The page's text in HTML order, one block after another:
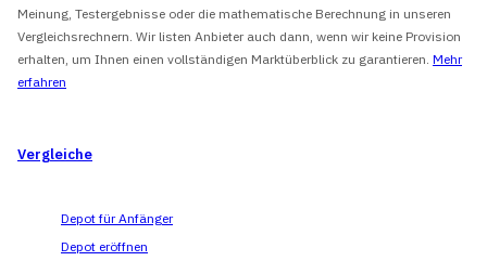
Meinung, Testergebnisse oder die mathematische Berechnung in unseren
Vergleichsrechnern. Wir listen Anbieter auch dann, wenn wir keine Provision
erhalten, um Ihnen einen vollständigen Marktüberblick zu garantieren. Mehr
erfahren
Vergleiche
Depot für Anfänger
Depot eröffnen